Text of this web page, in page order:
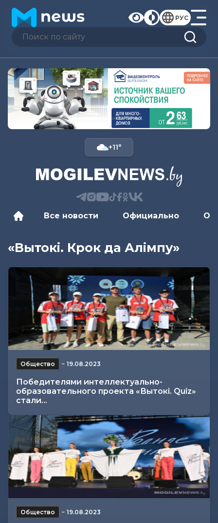
РУС
+11°
Все новости Официально
«Вытокi. Крок да Алiмпу»
Общество − 19.08.2023
Победителями интеллектуально-
образовательного проекта «Вытокi. Quiz»
стали...
Общество − 19.08.2023